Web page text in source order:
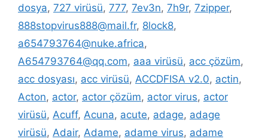
dosya, 727 virüsü, 777, 7ev3n, 7h9r, 7zipper,
888stopvirus888@mail.fr, 8lock8,
a654793764@nuke.africa,
A654793764@qq.com, aaa virüsü, acc çözüm,
acc dosyası, acc virüsü, ACCDFISA v2.0, actin,
Acton, actor, actor çözüm, actor virus, actor
virüsü, Acuff, Acuna, acute, adage, adage
virüsü, Adair, Adame, adame virus, adame